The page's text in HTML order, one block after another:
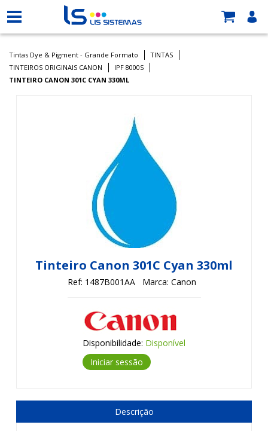
Tintas Dye & Pigment - Grande Formato
TINTAS
TINTEIROS ORIGINAIS CANON
IPF 8000S
TINTEIRO CANON 301C CYAN 330ML
Tinteiro Canon 301C Cyan 330ml
Ref: 1487B001AA Marca: Canon
Disponibilidade: Disponível
Iniciar sessão
Descrição